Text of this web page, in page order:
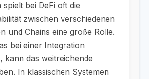
spielt bei DeFi oft die
zwischen verschiedenen
und Chains eine große Rolle.
bei einer Integration
kann das weitreichende
In klassischen Systemen